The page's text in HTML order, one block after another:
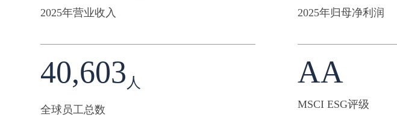
2025年营业收入 2025年归母净利润
40,603 人
全球员工总数
AA
MSCI ESG评级